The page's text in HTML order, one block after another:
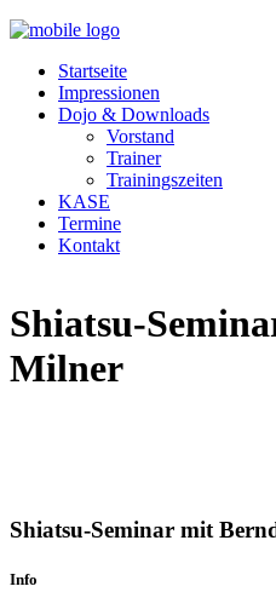
Startseite
Impressionen
Dojo & Downloads
Vorstand
Trainer
Trainingszeiten
KASE
Termine
Kontakt
Shiatsu-
Milner
Shiatsu-Seminar mit
Info